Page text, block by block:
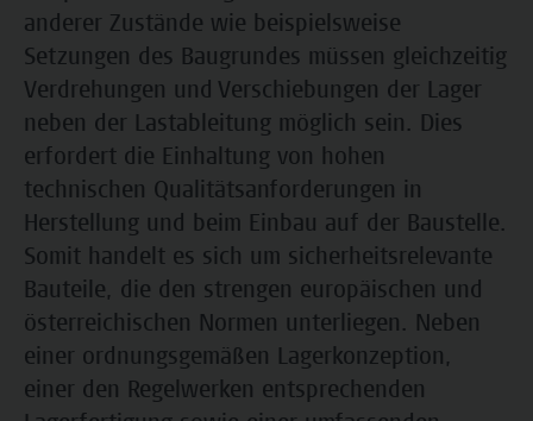
anderer Zustände wie beispielsweise
Setzungen des Baugrundes müssen gleichzeitig
Verdrehungen und Verschiebungen der Lager
neben der Lastableitung möglich sein. Dies
erfordert die Einhaltung von hohen
technischen Qualitätsanforderungen in
Herstellung und beim Einbau auf der Baustelle.
Somit handelt es sich um sicherheitsrelevante
Bauteile, die den strengen europäischen und
österreichischen Normen unterliegen. Neben
einer ordnungsgemäßen Lagerkonzeption,
einer den Regelwerken entsprechenden